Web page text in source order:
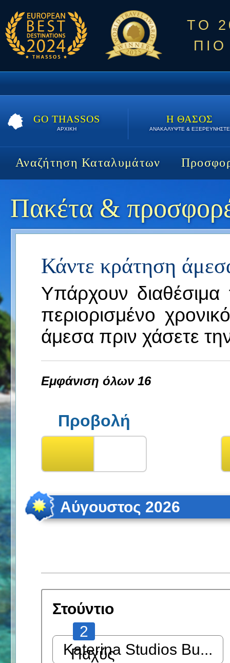
ΤΟ
GO THASSOS
ΑΡΧΙΚΗ
Η ΘΑΣΟΣ
ΑΝΑΚΑΛΥΨΤΕ & ΕΞΕΡΕΥΝΗΣΤΕ
Αναζήτηση Καταλυμάτων
Πακέτα &
Κάντε κράτηση
Υπάρχουν
περιορισμένο
άμεσα πριν χάσετε
Εμφάνιση όλων 16
Προβολή
Αύγουστος 2026
Στούντιο
2
Παχύς
Katerina Studios Bu...